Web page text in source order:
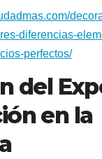
diferencias-
perfectos/
del
en la